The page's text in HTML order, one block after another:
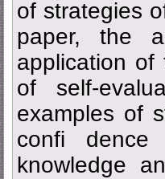
of strategies
paper, the
application of
of self-
examples of
confi
knowledge